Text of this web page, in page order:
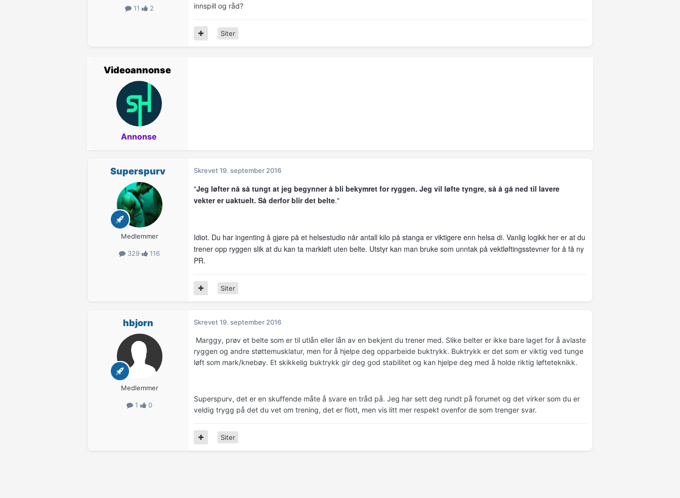
11 2
innspill og råd?
Siter
Videoannonse
Annonse
Superspurv
Medlemmer
329 116
Skrevet19. september 2016
"Jeg løfter nå så tungt at jeg begynner å bli bekymret for ryggen. Jeg vil løfte tyngre, så å gå ned til lavere
vekter er uaktuelt. Så derfor blir det belte."
Idiot. Du har ingenting å gjøre på et helsestudio når antall kilo på stanga er viktigere enn helsa di. Vanlig logikk her er at du
trener opp ryggen slik at du kan ta markløft uten belte. Utstyr kan man bruke som unntak på vektløftingsstevner for å få ny
PR.
Siter
hbjorn
Medlemmer
1 0
Skrevet19. september 2016
Marggy, prøv et belte som er til utlån eller lån av en bekjent du trener med. Slike belter er ikke bare laget for å avlaste
ryggen og andre støttemusklatur, men for å hjelpe deg opparbeide buktrykk. Buktrykk er det som er viktig ved tunge
løft som mark/knebøy. Et skikkelig buktrykk gir deg god stabilitet og kan hjelpe deg med å holde riktig løfteteknikk.
Superspurv, det er en skuffende måte å svare en tråd på. Jeg har sett deg rundt på forumet og det virker som du er
veldig trygg på det du vet om trening, det er flott, men vis litt mer respekt ovenfor de som trenger svar.
Siter